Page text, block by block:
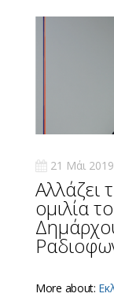
21 Μάι 2019
Αλλάζει
ομιλία
More about: